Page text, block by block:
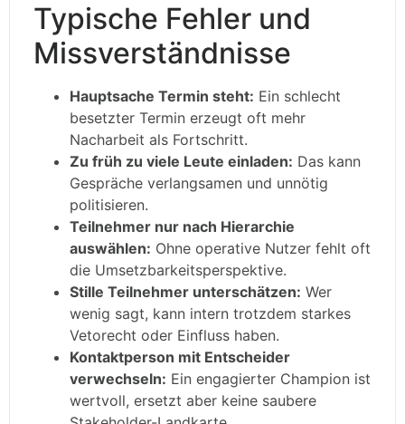
Typische Fehler und
Missverständnisse
Hauptsache Termin steht: Ein schlecht
besetzter Termin erzeugt oft mehr
Nacharbeit als Fortschritt.
Zu früh zu viele Leute einladen: Das kann
Gespräche verlangsamen und unnötig
politisieren.
Teilnehmer nur nach Hierarchie
auswählen: Ohne operative Nutzer fehlt oft
die Umsetzbarkeitsperspektive.
Stille Teilnehmer unterschätzen: Wer
wenig sagt, kann intern trotzdem starkes
Vetorecht oder Einfluss haben.
Kontaktperson mit Entscheider
verwechseln: Ein engagierter Champion ist
wertvoll, ersetzt aber keine saubere